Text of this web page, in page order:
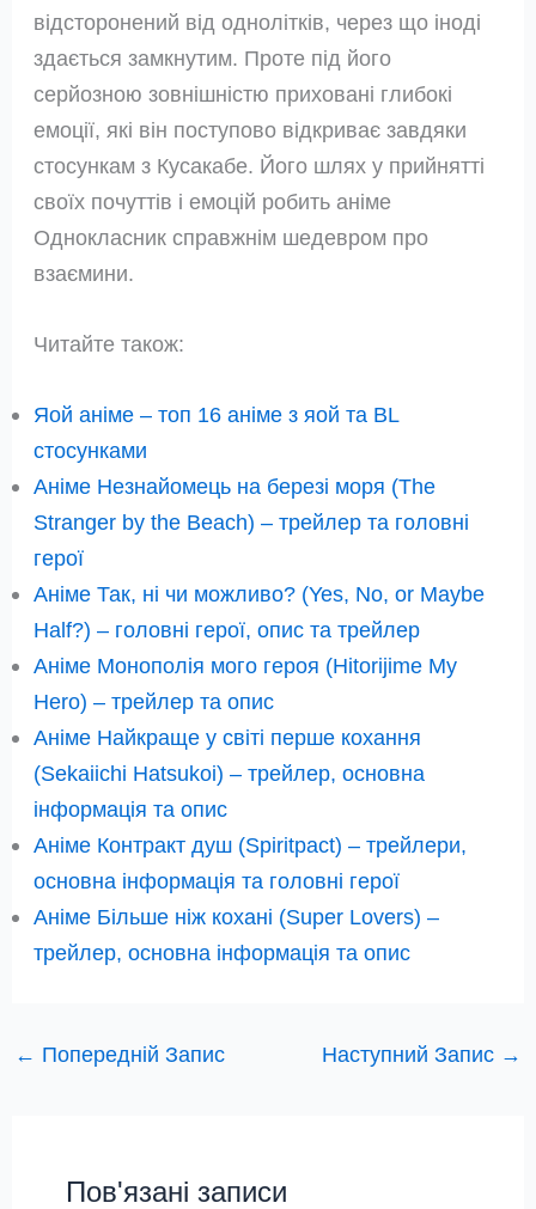
відсторонений від однолітків, через що іноді
здається замкнутим. Проте під його
серйозною зовнішністю приховані глибокі
емоції, які він поступово відкриває завдяки
стосункам з Кусакабе. Його шлях у прийнятті
своїх почуттів і емоцій робить аніме
Однокласник справжнім шедевром про
взаємини.
Читайте також:
Яой аніме – топ 16 аніме з яой та BL
стосунками
Аніме Незнайомець на березі моря (The
Stranger by the Beach) – трейлер та головні
герої
Аніме Так, ні чи можливо? (Yes, No, or Maybe
Half?) – головні герої, опис та трейлер
Аніме Монополія мого героя (Hitorijime My
Hero) – трейлер та опис
Аніме Найкраще у світі перше кохання
(Sekaiichi Hatsukoi) – трейлер, основна
інформація та опис
Аніме Контракт душ (Spiritpact) – трейлери,
основна інформація та головні герої
Аніме Більше ніж кохані (Super Lovers) –
трейлер, основна інформація та опис
← Попередній Запис Наступний Запис →
Пов'язані записи